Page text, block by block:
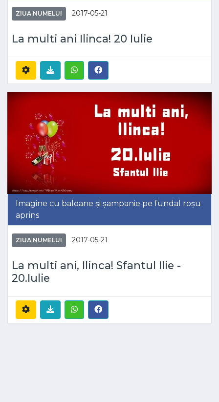
ZIUA NUMELUI 2017-05-21
La multi ani Ilinca! 20 Iulie
Imagine cu baloane și șampanie pe fundal roșu
aprins
ZIUA NUMELUI 2017-05-21
La multi ani, Ilinca! Sfantul Ilie -
20.Iulie